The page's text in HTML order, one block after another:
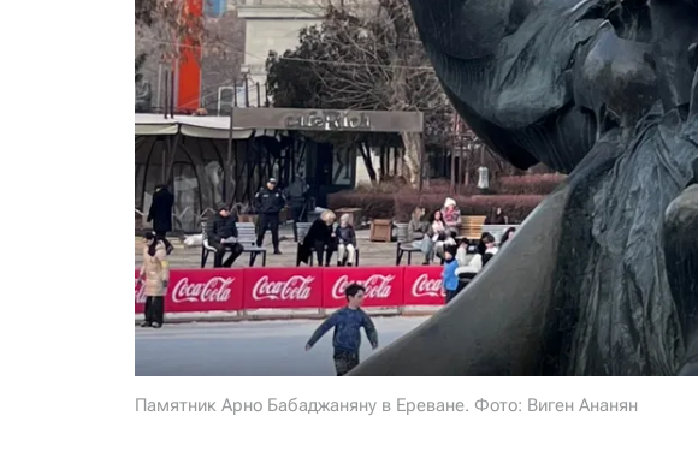
Памятник Арно Бабаджаняну в Ереване. Фото: Виген Ананян